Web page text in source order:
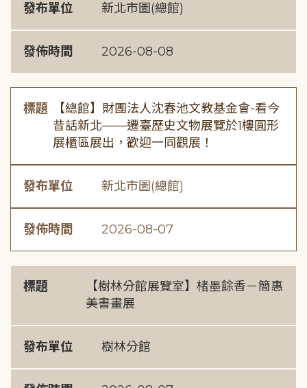
發布單位 新北市圖(總館)
發佈時間 2026-08-08
標題
【總館】財團法人沈春池文教基金會-看今
昔話新北——遷臺歷史文物展覽於1樓圓形
展櫃區展出，歡迎一同觀展！
發布單位 新北市圖(總館)
發佈時間 2026-08-07
標題
【樹林分館展覽室】楮墨餘香－簡惠
美書畫展
發布單位 樹林分館